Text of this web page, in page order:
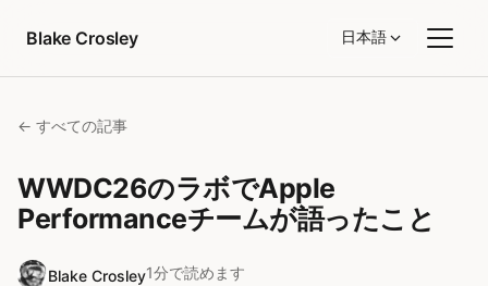
Blake Crosley
日本語
← すべての記事
WWDC26のラボでApple
Performanceチームが語ったこと
Blake Crosley1分で読めます